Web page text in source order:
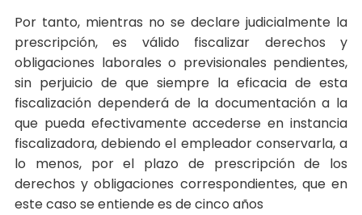
Por tanto, mientras no se declare judicialmente la
prescripción, es válido fiscalizar derechos y
obligaciones laborales o previsionales pendientes,
sin perjuicio de que siempre la eficacia de esta
fiscalización dependerá de la documentación a la
que pueda efectivamente accederse en instancia
fiscalizadora, debiendo el empleador conservarla, a
lo menos, por el plazo de prescripción de los
derechos y obligaciones correspondientes, que en
este caso se entiende es de cinco años